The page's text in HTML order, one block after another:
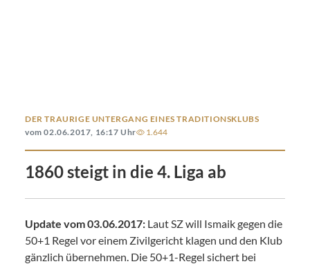
DER TRAURIGE UNTERGANG EINES TRADITIONSKLUBS
vom 02.06.2017, 16:17 Uhr
1.644
1860 steigt in die 4. Liga ab
Update vom 03.06.2017: Laut SZ will Ismaik gegen die
50+1 Regel vor einem Zivilgericht klagen und den Klub
gänzlich übernehmen. Die 50+1-Regel sichert bei